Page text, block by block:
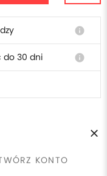
KONTO
info
do 30 dni info